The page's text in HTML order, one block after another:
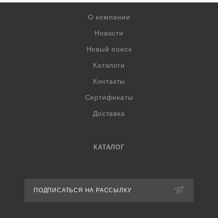
О компании
Новости
Новый поиск
Каталоги
Контакты
Сертификаты
Доставка
КАТАЛОГ
ПОДПИСАТЬСЯ НА РАССЫЛКУ